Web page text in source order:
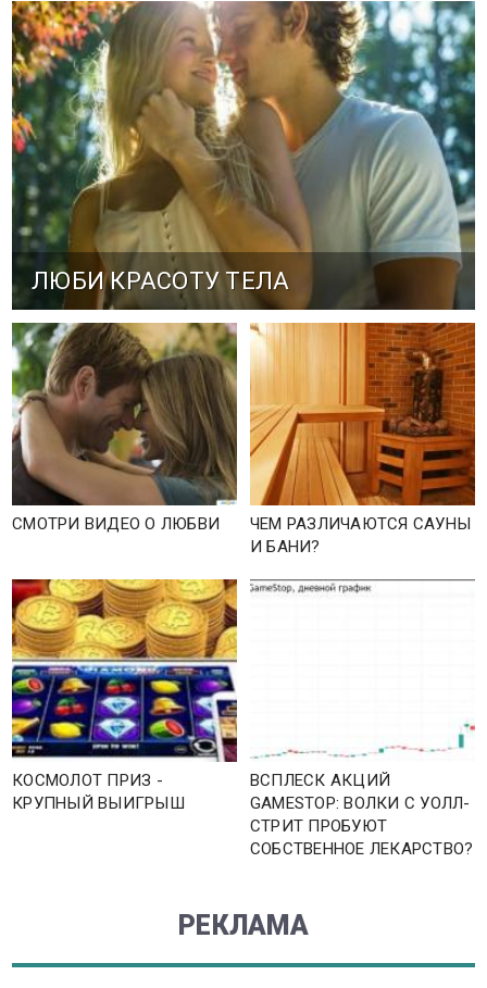
ЛЮБИ КРАСОТУ ТЕЛА
СМОТРИ ВИДЕО О ЛЮБВИ
ЧЕМ РАЗЛИЧАЮТСЯ САУНЫ
И БАНИ?
КОСМОЛОТ ПРИЗ -
КРУПНЫЙ ВЫИГРЫШ
ВСПЛЕСК АКЦИЙ
GAMESTOP: ВОЛКИ С УОЛЛ-
СТРИТ ПРОБУЮТ
СОБСТВЕННОЕ ЛЕКАРСТВО?
РЕКЛАМА